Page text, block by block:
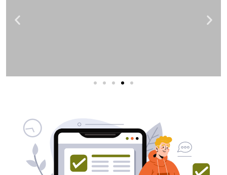
בעל/ת עסק? סוכנות ניהול מוניטין
לקידום, שיווק ופרסום באינטרנט
כאן עבורך!
לפרטים